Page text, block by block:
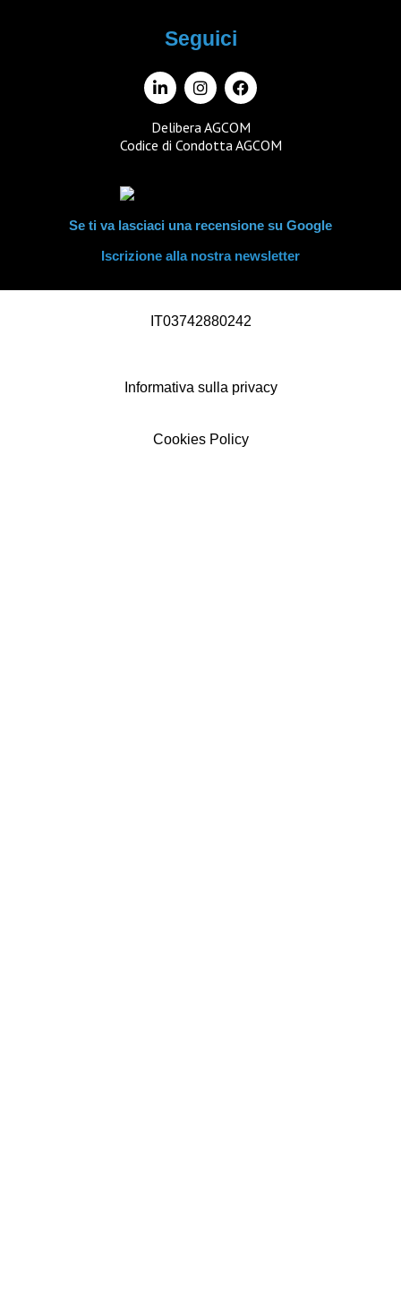
Seguici
Delibera AGCOM
Codice di Condotta AGCOM
Se ti va lasciaci una recensione su Google
Iscrizione alla nostra newsletter
IT03742880242
Informativa sulla privacy
Cookies Policy